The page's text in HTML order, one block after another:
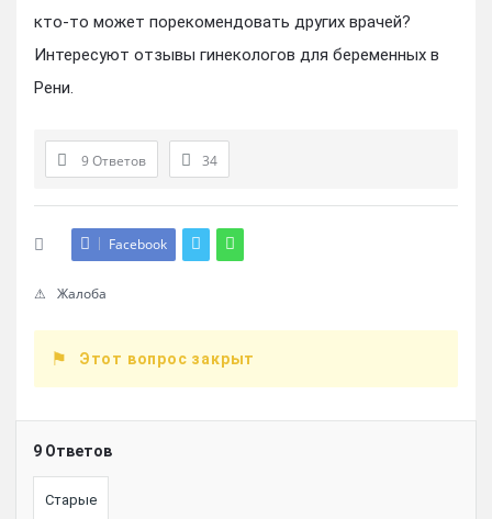
кто-то может порекомендовать других врачей?
Интересуют отзывы гинекологов для беременных в
Рени.
9 Ответов 34
Facebook
Жалоба
Этот вопрос закрыт
9 Ответов
Старые